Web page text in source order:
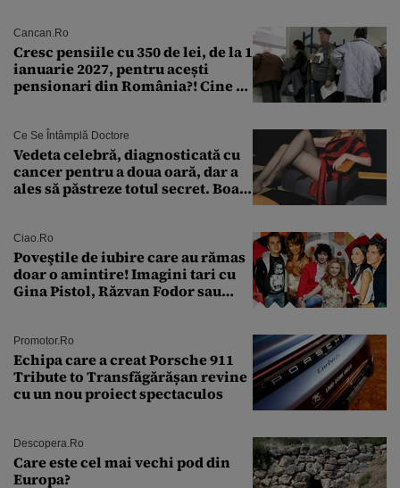
Cancan.ro
Cresc pensiile cu 350 de lei, de la 1
ianuarie 2027, pentru acești
pensionari din România?! Cine se
Ce Se Întâmplă Doctore
Vedeta celebră, diagnosticată cu
cancer pentru a doua oară, dar a
ales să păstreze totul secret. Boala
Ciao.ro
Poveştile de iubire care au rămas
doar o amintire! Imagini tari cu
Gina Pistol, Răzvan Fodor sau
Promotor.ro
Echipa care a creat Porsche 911
Tribute to Transfăgărășan revine
cu un nou proiect spectaculos
Descopera.ro
Care este cel mai vechi pod din
Europa?